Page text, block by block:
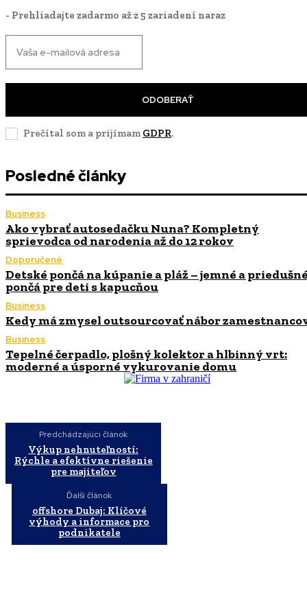
- Prehliadajte zadarmo až z 5 zariadení naraz
ODOBERAŤ
Prečítal som a prijímam GDPR.
Posledné články
Business
Ako vybrať autosedačku Nuna? Kompletný
sprievodca od narodenia až do 12 rokov
Doporučené
Detské pončá na kúpanie a pláž – jemné a
pončá pre deti s kapucňou
Business
Kedy má zmysel outsourcovať nábor
Business
Tepelné čerpadlo, plošný kolektor a hlbinný vrt:
moderné a úsporné vykurovanie domu
Predchádzajúci článok
Výkup nehnuteľností:
Rýchle a efektívne riešenie
pre majiteľov
Ďalší článok
offshore Dubaj: Klíčové
výhody a informace pro
podnikatele